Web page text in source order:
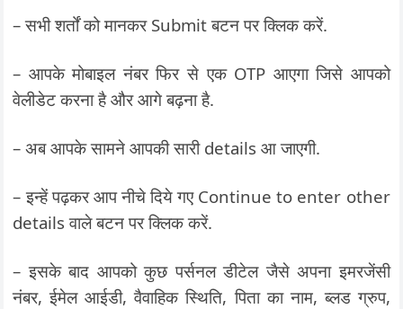
– सभी शर्तों को मानकर Submit बटन पर क्लिक करें.
– आपके मोबाइल नंबर फिर से एक OTP आएगा जिसे आपको
वेलीडेट करना है और आगे बढ़ना है.
– अब आपके सामने आपकी सारी details आ जाएगी.
– इन्हें पढ़कर आप नीचे दिये गए Continue to enter other
details वाले बटन पर क्लिक करें.
– इसके बाद आपको कुछ पर्सनल डीटेल जैसे अपना इमरजेंसी
नंबर, ईमेल आईडी, वैवाहिक स्थिति, पिता का नाम, ब्लड ग्रुप,